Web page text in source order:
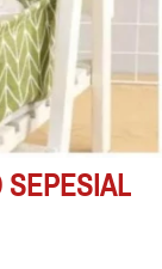
SEPESIAL